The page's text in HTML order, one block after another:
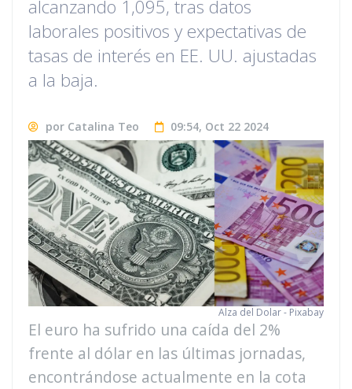
alcanzando 1,095, tras datos
laborales positivos y expectativas de
tasas de interés en EE. UU. ajustadas
a la baja.
por Catalina Teo 09:54, Oct 22 2024
Alza del Dolar - Pixabay
El euro ha sufrido una caída del 2%
frente al dólar en las últimas jornadas,
encontrándose actualmente en la cota